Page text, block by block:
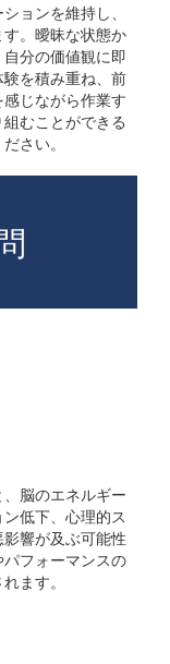
ョンを維持し、
。曖昧な状態か
分の価値観に即
を積み重ね、前
じながら作業す
むことができる
さい。
脳のエネルギー
低下、心理的ス
響が及ぶ可能性
フォーマンスの
ます。